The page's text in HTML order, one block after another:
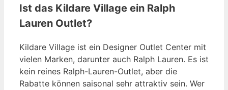
Ist das Kildare Village ein Ralph
Lauren Outlet?
Kildare Village ist ein Designer Outlet Center mit
vielen Marken, darunter auch Ralph Lauren. Es ist
kein reines Ralph-Lauren-Outlet, aber die
Rabatte können saisonal sehr attraktiv sein. Wer